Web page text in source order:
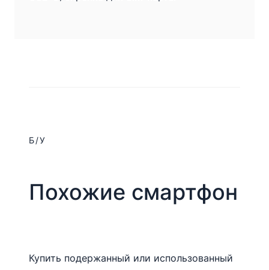
Б/У
Похожие смартфон
Купить подержанный или использованный